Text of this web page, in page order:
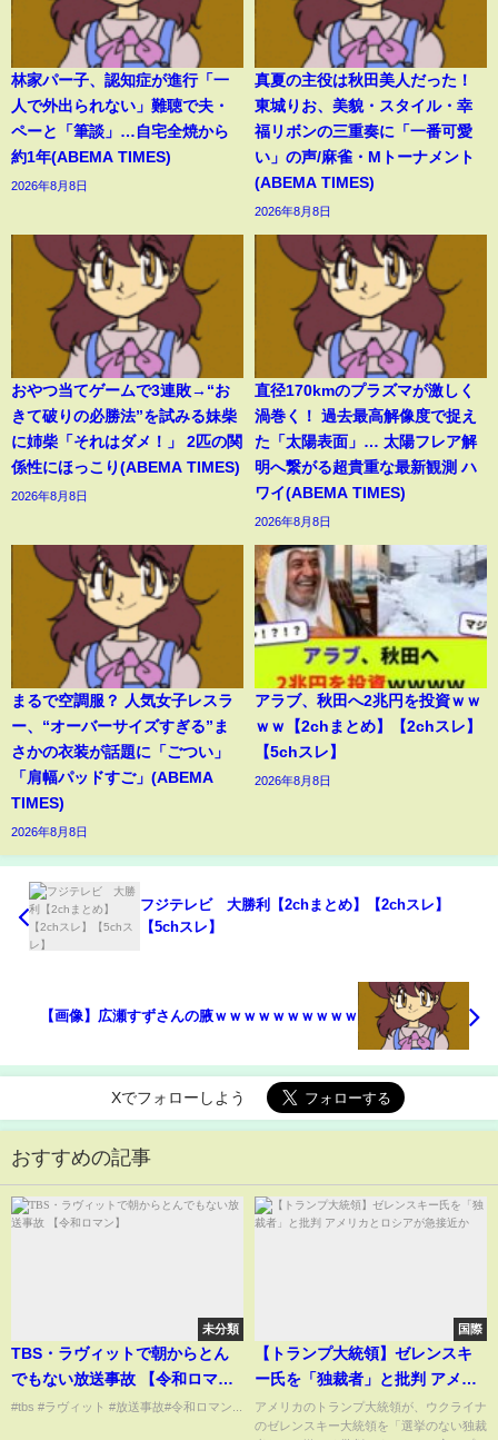
林家パー子、認知症が進行「一
人で外出られない」難聴で夫・
ペーと「筆談」…自宅全焼から
約1年(ABEMA TIMES)
2026年8月8日
真夏の主役は秋田美人だった！
東城りお、美貌・スタイル・幸
福リボンの三重奏に「一番可愛
い」の声/麻雀・Mトーナメント
(ABEMA TIMES)
2026年8月8日
おやつ当てゲームで3連敗→“お
きて破りの必勝法”を試みる妹柴
に姉柴「それはダメ！」 2匹の関
係性にほっこり(ABEMA TIMES)
2026年8月8日
直径170kmのプラズマが激しく
渦巻く！ 過去最高解像度で捉え
た「太陽表面」… 太陽フレア解
明へ繋がる超貴重な最新観測 ハ
ワイ(ABEMA TIMES)
2026年8月8日
まるで空調服？ 人気女子レスラ
ー、“オーバーサイズすぎる”ま
さかの衣装が話題に「ごつい」
「肩幅パッドすご」(ABEMA
TIMES)
2026年8月8日
アラブ、秋田へ2兆円を投資ｗｗ
ｗｗ【2chまとめ】【2chスレ】
【5chスレ】
2026年8月8日
フジテレビ 大勝利【2chまとめ】【2chスレ】
【5chスレ】
【画像】広瀬すずさんの腋ｗｗｗｗｗｗｗｗｗｗ
Xでフォローしよう
おすすめの記事
未分類
TBS・ラヴィットで朝からとん
でもない放送事故 【令和ロマ
ン】
#tbs #ラヴィット #放送事故#令和ロマン...
国際
【トランプ大統領】ゼレンスキ
ー氏を「独裁者」と批判 アメリ
カとロシアが急接近か
アメリカのトランプ大統領が、ウクライナ
のゼレンスキー大統領を「選挙のない独裁